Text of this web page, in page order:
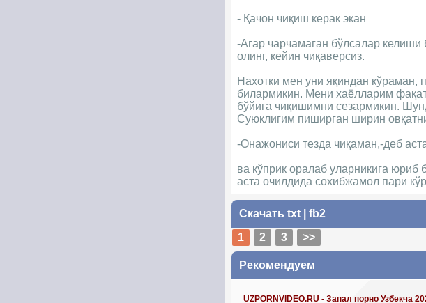
- Қачон чиқиш керак экан
-Агар чарчамаган бўлсалар келиши
олинг, кейин чиқаверсиз.
Нахотки мен уни яқиндан кўраман,
билармикин. Мени хаёлларим
бўйига чиқишимни сезармикин.
Суюклигим пиширган ширин
-Онажониси тезда чиқаман,-деб
ва кўприк оралаб уларникига
аста очилдида сохибжамол пари
Скачать txt
fb2
1
2 3 >>
Рекомендуем
UZPORNVIDEO.RU - Запал порно Узбекча